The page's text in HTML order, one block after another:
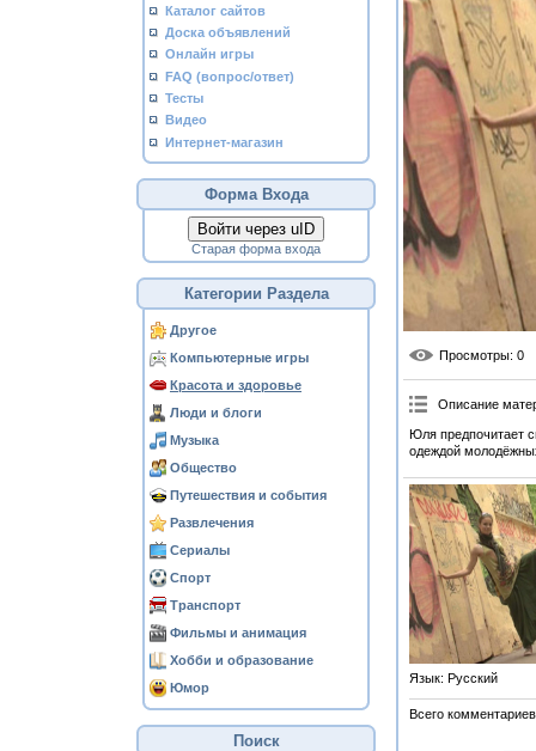
Каталог сайтов
Доска объявлений
Онлайн игры
FAQ (вопрос/ответ)
Тесты
Видео
Интернет-магазин
Форма Входа
Войти через uID
Старая форма входа
Категории Раздела
Другое
Компьютерные игры
Красота и здоровье
Люди и блоги
Музыка
Общество
Путешествия и события
Развлечения
Сериалы
Спорт
Транспорт
Фильмы и анимация
Хобби и образование
Юмор
Поиск
Просмотры: 0
Описание
Юля предпочитает
одеждой
Язык: Русский
Всего комментариев